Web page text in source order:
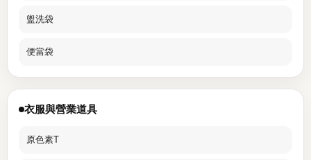
盥洗袋
便當袋
衣服與營業道具
原色素T